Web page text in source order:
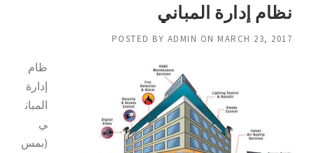
نظام إدارة المباني
POSTED BY ADMIN ON MARCH 23, 2017
ظام
إدارة
المبان
ي
(بمس